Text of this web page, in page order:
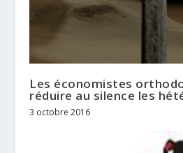
Les économistes
réduire au silence les
3 octobre 2016